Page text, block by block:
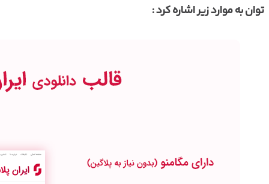
توان به موارد زیر اشاره کرد :